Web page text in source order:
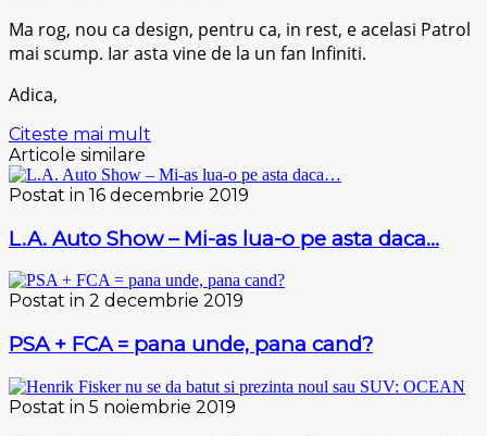
Ma rog, nou ca design, pentru ca, in rest, e acelasi Patrol
mai scump. Iar asta vine de la un fan Infiniti.
Adica,
Citeste mai mult
Articole similare
Postat in 16 decembrie 2019
L.A. Auto Show – Mi-as lua-o pe asta daca…
Postat in 2 decembrie 2019
PSA + FCA = pana unde, pana cand?
Postat in 5 noiembrie 2019